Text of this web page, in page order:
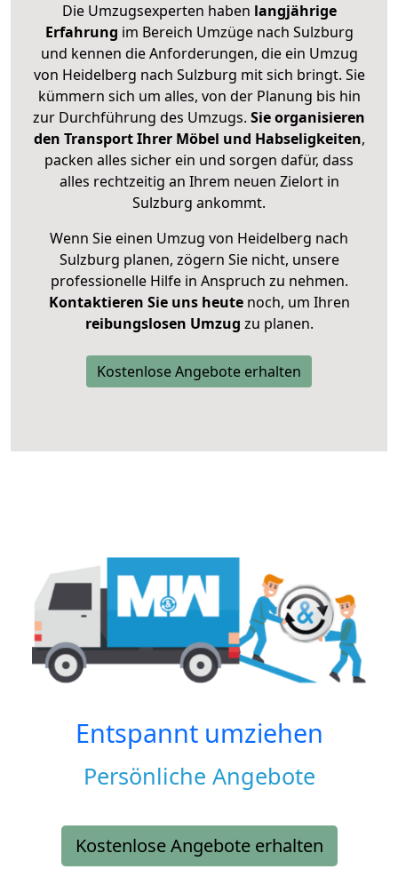
Die Umzugsexperten haben langjährige
Erfahrung im Bereich Umzüge nach Sulzburg
und kennen die Anforderungen, die ein Umzug
von Heidelberg nach Sulzburg mit sich bringt. Sie
kümmern sich um alles, von der Planung bis hin
zur Durchführung des Umzugs. Sie organisieren
den Transport Ihrer Möbel und Habseligkeiten,
packen alles sicher ein und sorgen dafür, dass
alles rechtzeitig an Ihrem neuen Zielort in
Sulzburg ankommt.
Wenn Sie einen Umzug von Heidelberg nach
Sulzburg planen, zögern Sie nicht, unsere
professionelle Hilfe in Anspruch zu nehmen.
Kontaktieren Sie uns heutenoch, um Ihren
reibungslosen Umzug zu planen.
Kostenlose Angebote erhalten
Entspannt umziehen
Persönliche Angebote
Kostenlose Angebote erhalten